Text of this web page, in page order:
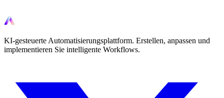
KI-gesteuerte Automatisierungsplattform. Erstellen, anpassen und
implementieren Sie intelligente Workflows.